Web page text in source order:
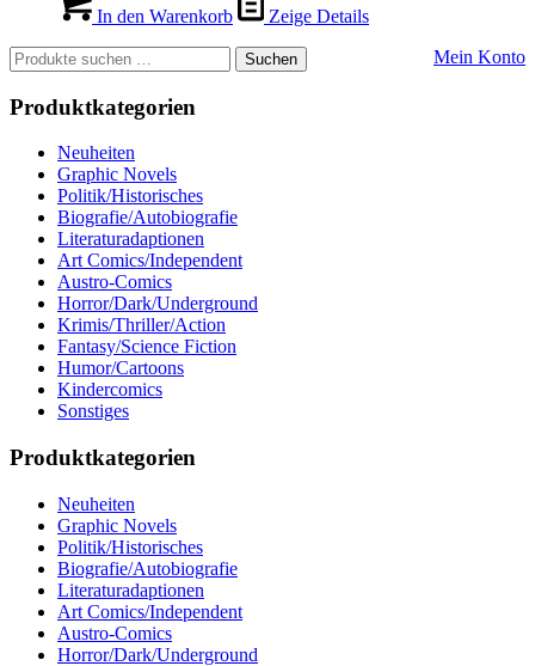
In den Warenkorb
Zeige Details
Mein Konto
Suchen
nach:
Suchen
Produktkategorien
Neuheiten
Graphic Novels
Politik/Historisches
Biografie/Autobiografie
Literaturadaptionen
Art Comics/Independent
Austro-Comics
Horror/Dark/Underground
Krimis/Thriller/Action
Fantasy/Science Fiction
Humor/Cartoons
Kindercomics
Sonstiges
Produktkategorien
Neuheiten
Graphic Novels
Politik/Historisches
Biografie/Autobiografie
Literaturadaptionen
Art Comics/Independent
Austro-Comics
Horror/Dark/Underground